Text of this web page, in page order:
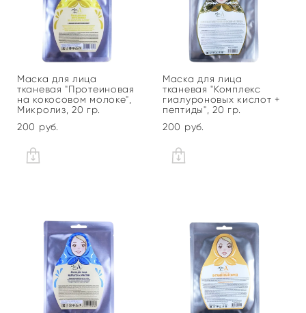
Маска для лица
тканевая "Протеиновая
на кокосовом молоке",
Микролиз, 20 гр.
200 pуб.
Маска для лица
тканевая "Комплекс
гиалуроновых кислот +
пептиды", 20 гр.
200 pуб.